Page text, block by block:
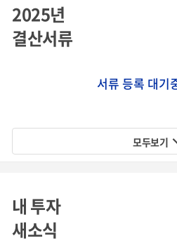
주요 재무 사항
쿠마오') 제작 비용 모금을 위한
2025년
결산서류
서류 등록 대기
모두보기
내 투자
새소식